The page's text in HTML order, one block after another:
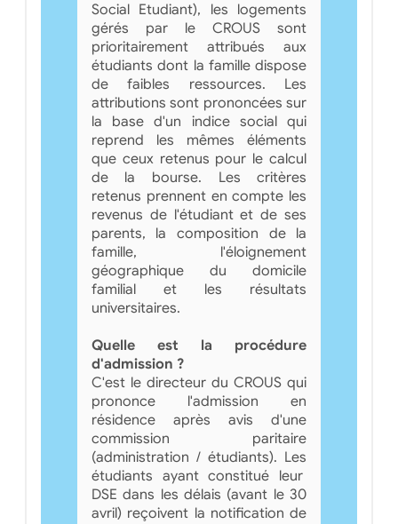
Social Etudiant), les logements
gérés par le CROUS sont
prioritairement attribués aux
étudiants dont la famille dispose
de faibles ressources. Les
attributions sont prononcées sur
la base d'un indice social qui
reprend les mêmes éléments
que ceux retenus pour le calcul
de la bourse. Les critères
retenus prennent en compte les
revenus de l'étudiant et de ses
parents, la composition de la
famille, l'éloignement
géographique du domicile
familial et les résultats
universitaires.
Quelle est la procédure
d'admission ?
C'est le directeur du CROUS qui
prononce l'admission en
résidence après avis d'une
commission paritaire
(administration / étudiants). Les
étudiants ayant constitué leur
DSE dans les délais (avant le 30
avril) reçoivent la notification de